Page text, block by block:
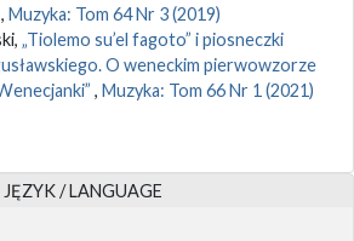
, Muzyka: Tom 64 Nr 3 (2019)
„Tiolemo su’el fagoto” i piosneczki
O weneckim pierwowzorze
, Muzyka: Tom 66 Nr 1 (2021)
JĘZYK / LANGUAGE